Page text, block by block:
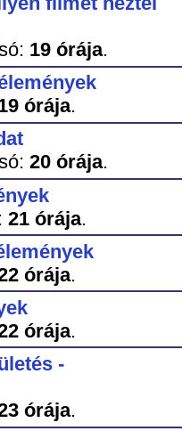
19 órája.
órája.
20 órája.
21 órája.
órája.
órája.
-
órája.